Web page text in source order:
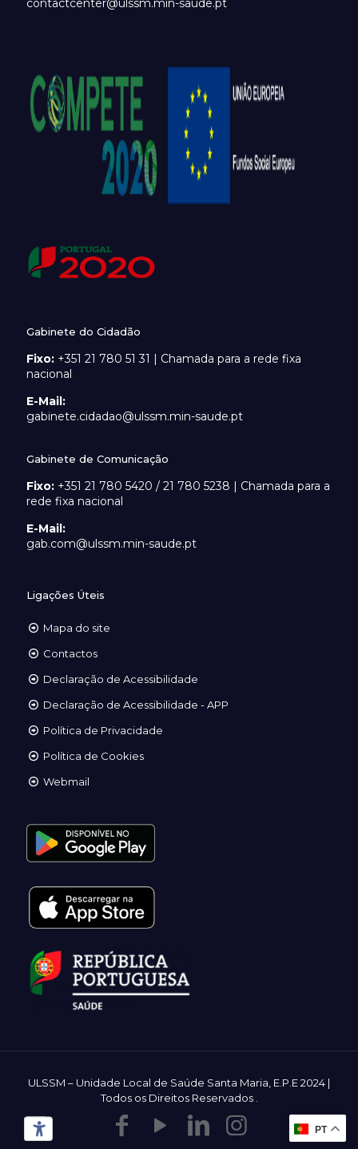
contactcenter@ulssm.min-saude.pt
Gabinete do Cidadão
Fixo: +351 21 780 51 31 | Chamada para a rede fixa
nacional
E-Mail:
gabinete.cidadao@ulssm.min-saude.pt
Gabinete de Comunicação
Fixo: +351 21 780 5420 / 21 780 5238 | Chamada para a
rede fixa nacional
E-Mail:
gab.com@ulssm.min-saude.pt
Ligações Úteis
Mapa do site
Contactos
Declaração de Acessibilidade
Declaração de Acessibilidade - APP
Política de Privacidade
Política de Cookies
Webmail
ULSSM – Unidade Local de Saúde Santa Maria, E.P.E 2024 |
Todos os Direitos Reservados .
PT